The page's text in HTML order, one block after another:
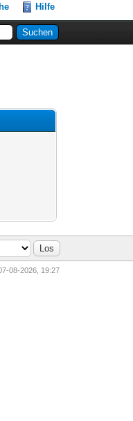
Hilfe
08-2026, 19:27